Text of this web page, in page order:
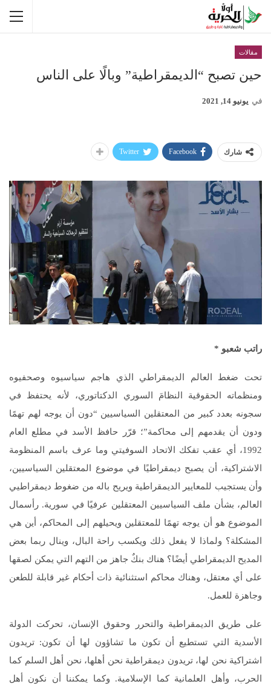
مقالات
حين تصبح “الديمقراطية” وبالًا على الناس
في يونيو 14, 2021
شارك Facebook
Twitter
راتب شعبو *
تحت ضغط العالم الديمقراطي الذي هاجم سياسيوه وصحفيوه
ومنظماته الحقوقية النظامَ السوري الدكتاتوري، لأنه يحتفظ في
سجونه بعدد كبير من المعتقلين السياسيين “دون أن يوجه لهم تهمًا
ودون أن يقدمهم إلى محاكمة”؛ قرّر حافظ الأسد في مطلع العام
1992، أي عقب تفكك الاتحاد السوفيتي وما عرف باسم المنظومة
الاشتراكية، أن يصبح ديمقراطيًا في موضوع المعتقلين السياسيين،
وأن يستجيب للمعايير الديمقراطية ويريح باله من ضغوط ديمقراطيي
العالم، بشأن ملف السياسيين المعتقلين عرفيًا في سورية. رأسمال
الموضوع هو أن يوجه تهمًا للمعتقلين ويحيلهم إلى المحاكم، أين هي
المشكلة؟ ولماذا لا يفعل ذلك ويكسب راحة البال، وينال ربما بعض
المديح الديمقراطي أيضًا؟ هناك بنكٌ جاهز من التهم التي يمكن لصقها
على أي معتقل، وهناك محاكم استثنائية ذات أحكام غير قابلة للطعن
وجاهزة للعمل.
على طريق الديمقراطية والتحرر وحقوق الإنسان، تحركت الدولة
الأسدية التي تستطيع أن تكون ما تشاؤون لها أن تكون: تريدون
اشتراكية نحن لها، تريدون ديمقراطية نحن أهلها، نحن أهل السلم كما
الحرب، وأهل العلمانية كما الإسلامية. وكما يمكننا أن نكون أهل